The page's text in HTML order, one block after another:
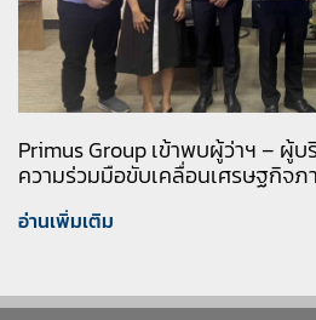
Primus Group เข้าพบผู้ว่าฯ – ผู้
ความร่วมมือขับเคลื่อนเศรษฐกิจภ
อ่านเพิ่มเติม